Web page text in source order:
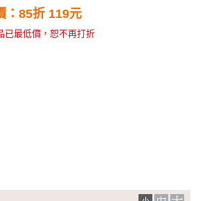
：85折 119元
已最低價，恕不再打折